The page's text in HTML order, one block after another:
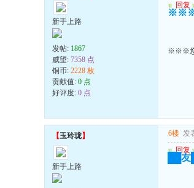
新手上路
发帖: 1867
威望: 7358 点
铜币: 2228 枚
贡献值: 0 点
好评度: 0 点
u 回复
※※※
※※※您
【玉玲珑】
新手上路
6楼 发
u 回复
██